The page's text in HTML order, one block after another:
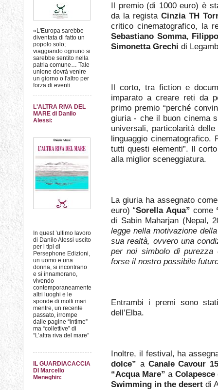
«L'Europa sarebbe
diventata di fatto un
popolo solo;
viaggiando ognuno si
sarebbe sentito nella
patria comune… Tale
unione dovrà venire
un giorno o l'altro per
forza di eventi.
L'ALTRA RIVA DEL
MARE di Danilo
Alessi:
In quest ’ultimo lavoro
di Danilo Alessi uscito
per i tipi di
Persephone Edizioni,
un uomo e una
donna, si incontrano
e si innamorano,
vivendo
contemporaneamente
altri luoghi e le
sponde di molti mari
mentre, un recente
passato, irrompe
dalle pagine “intime”
ma “collettive” di
“L’altra riva del mare”
IL GUARDIACACCIA
DI Marcello
Meneghin:
Il premio (di 1000 euro) è
da la regista Cinzia TH
critico cinematografico, la
Sebastiano Somma,
Simonetta Grechi di
Il corto, tra fiction e
imparato a creare reti da
primo premio “perché
giuria - che il buon cinema
universali, particolarità
linguaggio cinematografico.
tutti questi elementi”. Il
alla miglior sceneggiatura.
La giuria ha assegnato
euro) “Sorella Aqua” come
di Sabin Maharjan (Nepal,
legge nella motivazione
sua realtà, ovvero una
per noi simbolo di purezza
forse il nostro possibile
Entrambi i premi sono
dell’Elba.
Inoltre, il festival, ha
dolce” a Canale Cavour
“Acqua Mare” a Colapesce
Swimming in the desert di